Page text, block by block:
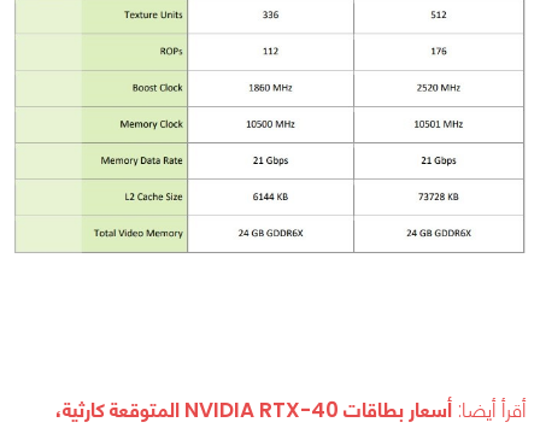
أقرأ أيضا:
أسعار بطاقات NVIDIA RTX-40 المتوقعة كارثية،